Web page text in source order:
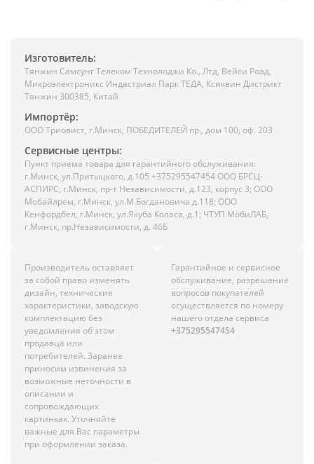
Изготовитель:
Тянжин Самсунг Телеком Технолоджи Ко., Лтд, Вейси Роад,
Микроэлектроникс Индастриал Парк ТЕДА, Ксиквин Дистрикт
Тянжин 300385, Китай
Импортёр:
ООО Триовист, г.Минск, ПОБЕДИТЕЛЕЙ пр., дом 100, оф. 203
Сервисные центры:
Пункт приема товара для гарантийного обслуживания:
г.Минск, ул.Притыцкого, д.105 +375295547454 ООО БРСЦ-
АСПИРС, г.Минск, пр-т Независимости, д.123, корпус 3; ООО
Мобайлрем, г.Минск, ул.М.Богдановича д.118; ООО
Кенфордбел, г.Минск, ул.Якуба Коласа, д.1; ЧТУП МобиЛАБ,
г.Минск, пр.Независимости, д. 46Б
Производитель оставляет
за собой право изменять
дизайн, технические
характеристики, заводскую
комплектацию без
уведомления об этом
продавца или
потребителей. Заранее
приносим извинения за
возможные неточности в
описании и
сопровождающих
картинках. Уточняйте
важные для Вас параметры
при оформлении заказа.
Гарантийное и сервисное
обслуживание, разрешение
вопросов покупателей
осуществляется по номеру
нашего отдела сервиса
+375295547454